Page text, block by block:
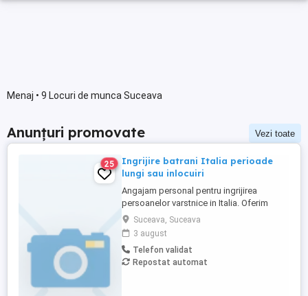
Menaj • 9 Locuri de munca Suceava
Anunțuri promovate Vezi toate
25
Ingrijire batrani Italia perioade
lungi sau inlocuiri
Angajam personal pentru ingrijirea
persoanelor varstnice in Italia. Oferim
stabilitate si sprijin pe toata perioada
contractului. Nu percepem nicio taxa in
Romania sau Italia! Cunostinte medii de
limba italiana! Experienta si recomandarile
constituie avantaj!
Suceava, Suceava
3 august
Telefon validat
Repostat automat